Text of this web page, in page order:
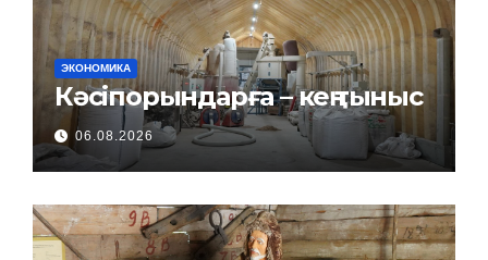
ЭКОНОМИКА
Кәсіпорындарға – кең тыныс
06.08.2026